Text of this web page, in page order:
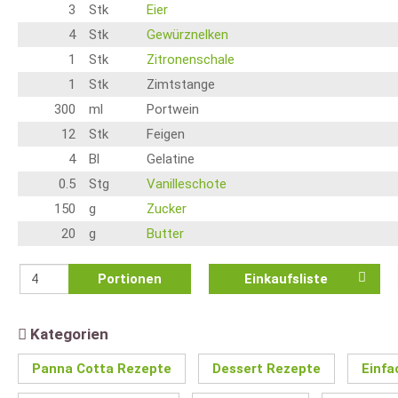
3
Stk
Eier
4
Stk
Gewürznelken
1
Stk
Zitronenschale
1
Stk
Zimtstange
300
ml
Portwein
12
Stk
Feigen
4
Bl
Gelatine
0.5
Stg
Vanilleschote
150
g
Zucker
20
g Butter
Portionen Einkaufsliste
Kategorien
Panna Cotta Rezepte Dessert Rezepte